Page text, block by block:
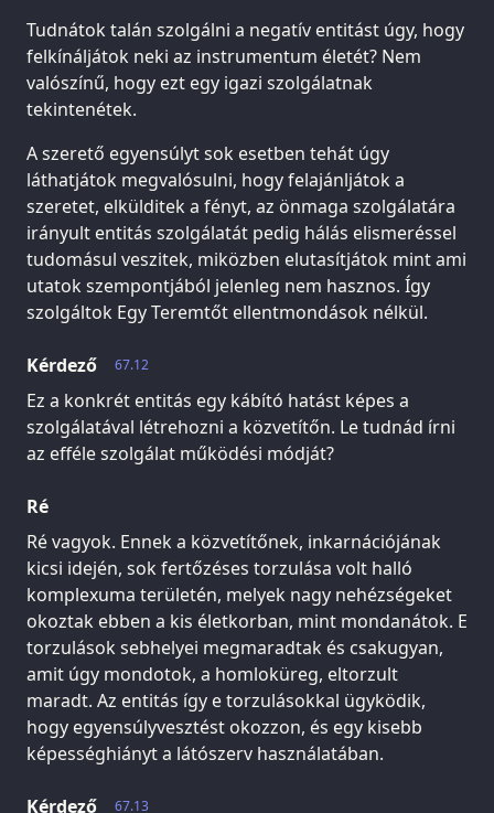
Tudnátok talán szolgálni a negatív entitást úgy, hogy
felkínáljátok neki az instrumentum életét? Nem
valószínű, hogy ezt egy igazi szolgálatnak
tekintenétek.
A szerető egyensúlyt sok esetben tehát úgy
láthatjátok megvalósulni, hogy felajánljátok a
szeretet, elkülditek a fényt, az önmaga szolgálatára
irányult entitás szolgálatát pedig hálás elismeréssel
tudomásul veszitek, miközben elutasítjátok mint ami
utatok szempontjából jelenleg nem hasznos. Így
szolgáltok Egy Teremtőt ellentmondások nélkül.
67.12
Kérdező
Ez a konkrét entitás egy kábító hatást képes a
szolgálatával létrehozni a közvetítőn. Le tudnád írni
az efféle szolgálat működési módját?
Ré
Ré vagyok. Ennek a közvetítőnek, inkarnációjának
kicsi idején, sok fertőzéses torzulása volt halló
komplexuma területén, melyek nagy nehézségeket
okoztak ebben a kis életkorban, mint mondanátok. E
torzulások sebhelyei megmaradtak és csakugyan,
amit úgy mondotok, a homloküreg, eltorzult
maradt. Az entitás így e torzulásokkal ügyködik,
hogy egyensúlyvesztést okozzon, és egy kisebb
képességhiányt a látószerv használatában.
67.13
Kérdező